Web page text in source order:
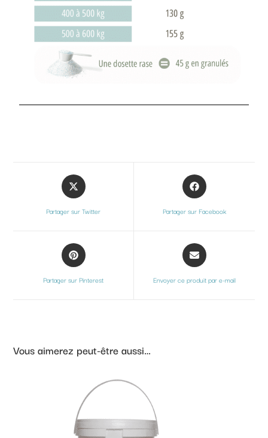
Partager sur Twitter Partager sur Facebook
Partager sur Pinterest Envoyer ce produit par e-mail
Vous aimerez peut-être aussi…